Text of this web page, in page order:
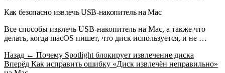
Как безопасно извлечь USB-накопитель на Mac
Все способы извлечь USB-накопитель на Mac, а также что
делать, когда macOS пишет, что диск используется, и не …
Назад ← Почему Spotlight блокирует извлечение диска
Вперёд Как исправить ошибку «Диск извлечён неправильно»